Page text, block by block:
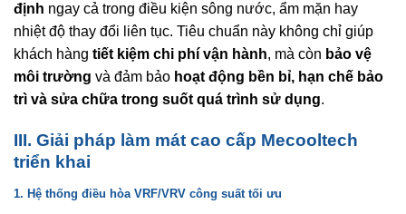
định ngay cả trong điều kiện sông nước, ẩm mặn hay
nhiệt độ thay đổi liên tục. Tiêu chuẩn này không chỉ giúp
khách hàng tiết kiệm chi phí vận hành, mà còn bảo vệ
môi trường và đảm bảo hoạt động bền bỉ, hạn chế bảo
trì và sửa chữa trong suốt quá trình sử dụng.
III. Giải pháp làm mát cao cấp Mecooltech
triển khai
1. Hệ thống điều hòa VRF/VRV công suất tối ưu